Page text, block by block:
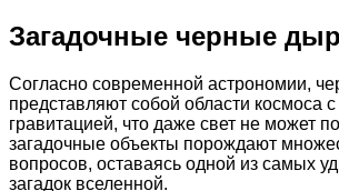
Загадочные черные
Согласно современной астрономии,
представляют собой области космоса с
гравитацией, что даже свет не может
загадочные объекты порождают
вопросов, оставаясь одной из самых
загадок вселенной.